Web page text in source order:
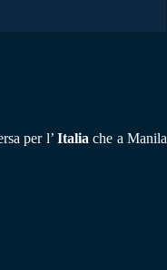
per l’ Italia che a Manila